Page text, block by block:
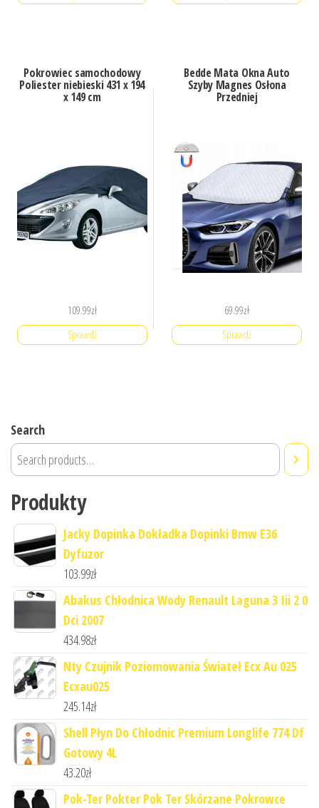
Pokrowiec samochodowy
Poliester niebieski 431 x 194
x 149 cm
109.99zł
Sprawdź
Bedde Mata Okna Auto
Szyby Magnes Osłona
Przedniej
69.99zł
Sprawdź
Search
Produkty
Jacky Dopinka Dokładka Dopinki Bmw E36
Dyfuzor
103.99zł
Abakus Chłodnica Wody Renault Laguna 3 Iii 2 0
Dci 2007
434.98zł
Nty Czujnik Poziomowania Świateł Ecx Au 025
Ecxau025
245.14zł
Shell Płyn Do Chłodnic Premium Longlife 774 Df
Gotowy 4L
43.20zł
Pok-Ter Pokter Pok Ter Skórzane Pokrowce